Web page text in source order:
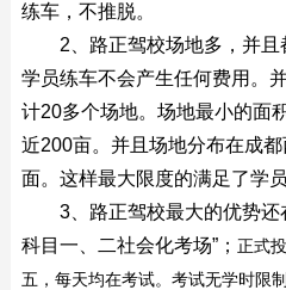
练车，不推脱。
2、路正驾校场地多，并
学员练车不会产生任何费用。
计20多个场地。场地最小的面
近200亩。并且场地分布在成
面。这样最大限度的满足了学
3、路正驾校最大的优势还
科目一、二社会化考场”； 正式
五，每天均在考试。考试无学时限